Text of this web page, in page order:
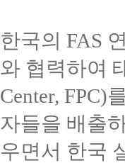
한국의 FAS
와 협력하여
Center, FPC)
자들을 배출
우면서 한국